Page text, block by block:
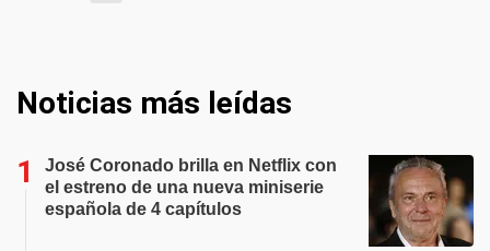
Noticias más leídas
José Coronado brilla en Netflix con
el estreno de una nueva miniserie
española de 4 capítulos